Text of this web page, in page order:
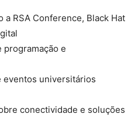
a RSA Conference, Black Hat
programação e
eventos universitários
conectividade e soluções